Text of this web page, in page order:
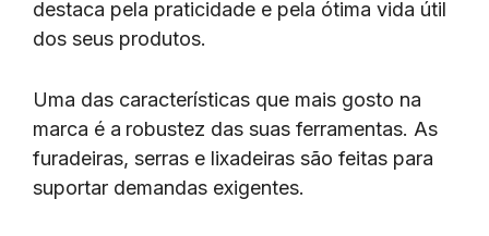
destaca pela praticidade e pela ótima vida útil
dos seus produtos.
Uma das características que mais gosto na
marca é a robustez das suas ferramentas. As
furadeiras, serras e lixadeiras são feitas para
suportar demandas exigentes.